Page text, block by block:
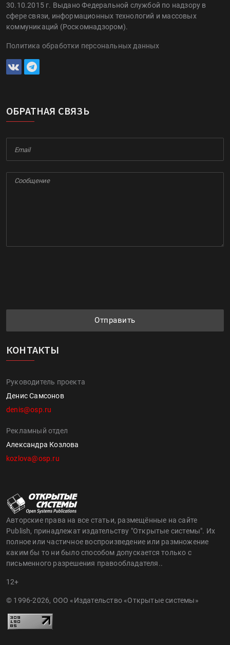
30.10.2015 г. Выдано Федеральной службой по надзору в
сфере связи, информационных технологий и массовых
коммуникаций (Роскомнадзором).
Политика обработки персональных данных
ОБРАТНАЯ СВЯЗЬ
Отправить
КОНТАКТЫ
Руководитель проекта
Денис Самсонов
denis@osp.ru
Рекламный отдел
Александра Козлова
kozlova@osp.ru
Авторские права на все статьи, размещённые на сайте
Publish, принадлежат издательству "Открытые системы". Их
полное или частичное воспроизведение или размножение
каким бы то ни было способом допускается только с
письменного разрешения правообладателя..
12+
© 1996-2026, ООО «Издательство «Открытые системы»